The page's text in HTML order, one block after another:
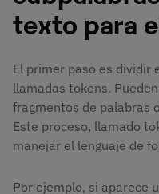
texto para
El primer paso es dividir
llamadas tokens.
fragmentos de palabras
Este proceso, llamado
manejar el lenguaje de
Por ejemplo, si aparece